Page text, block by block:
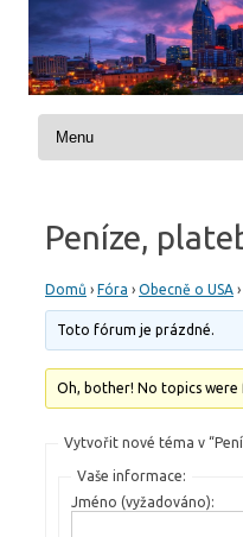
Peníze,
Domů › Fóra › Obecně o USA ›
Toto fórum je prázdné.
Oh, bother! No topics were
Vytvořit nové téma v
Vaše informace:
Jméno (vyžadováno):